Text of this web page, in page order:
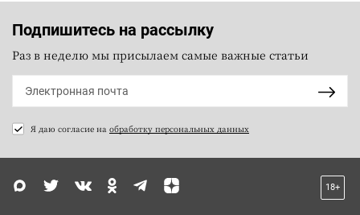
Подпишитесь на рассылку
Раз в неделю мы присылаем самые важные статьи
Я даю согласие на обработку персональных данных
18+